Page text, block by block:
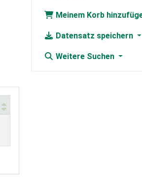
Meinem Korb
Datensatz speichern
Weitere Suchen